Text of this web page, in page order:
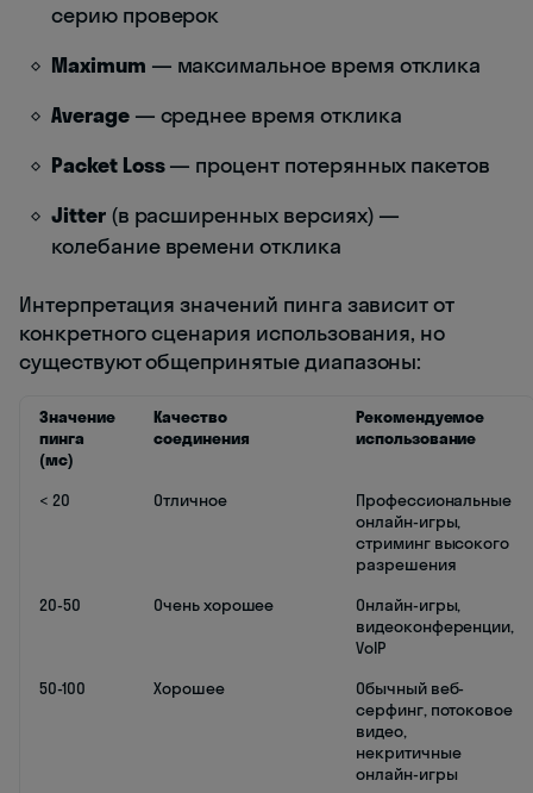
серию проверок
Maximum — максимальное время отклика
Average— среднее время отклика
Packet Loss— процент потерянных пакетов
Jitter(в расширенных версиях) —
колебание времени отклика
Интерпретация значений пинга зависит от
конкретного сценария использования, но
существуют общепринятые диапазоны:
Значение
пинга
(мс)
Качество
соединения
Рекомендуемое
использование
< 20 Отличное
Профессиональные
онлайн-игры,
стриминг высокого
разрешения
20-50
Очень хорошее
Онлайн-игры,
видеоконференции,
VoIP
50-100
Хорошее
Обычный веб-
серфинг, потоковое
видео,
некритичные
онлайн-игры